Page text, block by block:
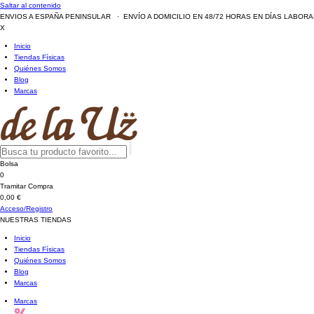
Saltar al contenido
ENVIOS A ESPAÑA PENINSULAR · ENVÍO A DOMICILIO EN 48/72 HORAS EN DÍAS
X
Inicio
Tiendas Físicas
Quiénes Somos
Blog
Marcas
Bolsa
0
Tramitar Compra
0,00 €
Acceso/Registro
NUESTRAS TIENDAS
Inicio
Tiendas Físicas
Quiénes Somos
Blog
Marcas
Marcas